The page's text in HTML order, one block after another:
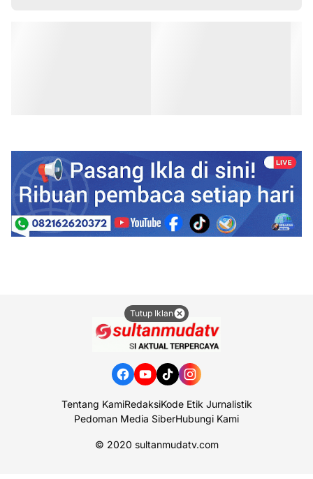
Tutup Iklan
Tentang KamiRedaksiKode Etik Jurnalistik
Pedoman Media SiberHubungi Kami
© 2020 sultanmudatv.com